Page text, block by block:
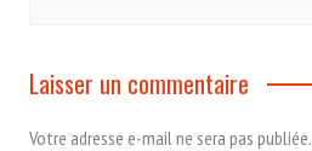
Laisser un commentaire
Votre adresse e-mail ne sera pas publiée.